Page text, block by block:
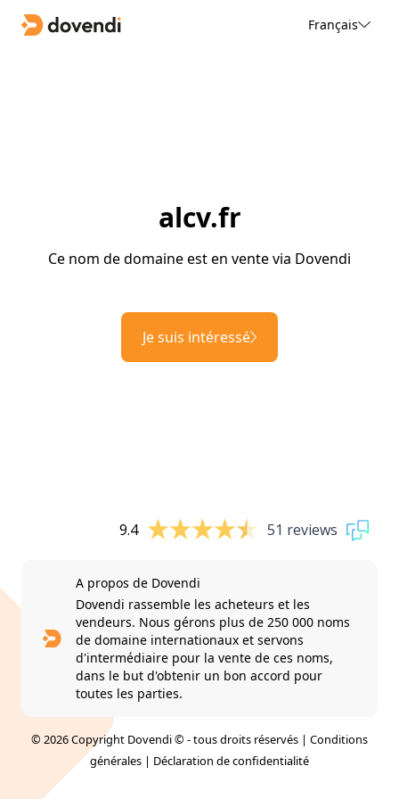
Français
alcv.fr
Ce nom de domaine est en vente via Dovendi
Je suis intéressé
9.4 51 reviews
A propos de Dovendi
Dovendi rassemble les acheteurs et les
vendeurs. Nous gérons plus de 250 000 noms
de domaine internationaux et servons
d'intermédiaire pour la vente de ces noms,
dans le but d'obtenir un bon accord pour
toutes les parties.
© 2026 Copyright Dovendi © - tous droits réservés | Conditions
générales | Déclaration de confidentialité